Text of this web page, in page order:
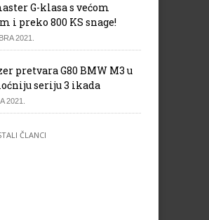
G-klasa s većom
i preko 800 KS snage!
2021.
pretvara G80 BMW M3 u
seriju 3 ikada
2021.
ČLANCI